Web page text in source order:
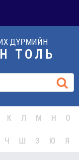
ДҮРМИЙН
ТОЛЬ
К Л М Н О
Ч Ш Э Ю Я